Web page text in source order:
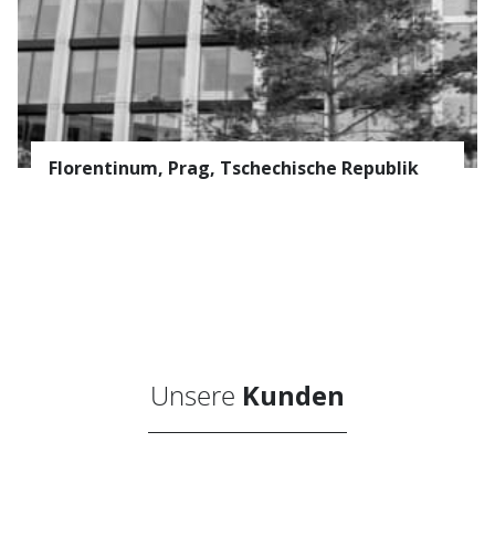
Florentinum, Prag, Tschechische Republik
Unsere Kunden
Datenschutz-Bestimmungen